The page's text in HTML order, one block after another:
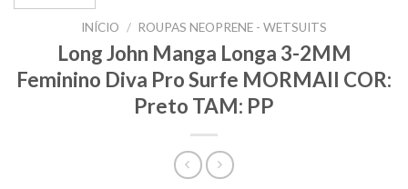
INÍCIO / ROUPAS NEOPRENE - WETSUITS
Long John Manga Longa 3-2MM
Feminino Diva Pro Surfe MORMAII COR:
Preto TAM: PP